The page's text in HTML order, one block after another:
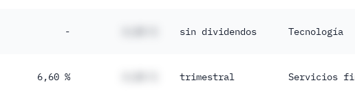
- sin dividendos Tecnología
6,60 % trimestral Servicios